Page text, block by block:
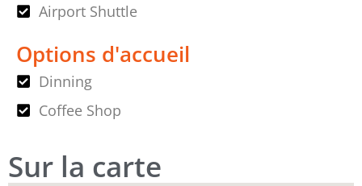
Airport Shuttle
Options d'accueil
Dinning
Coffee Shop
Sur la carte